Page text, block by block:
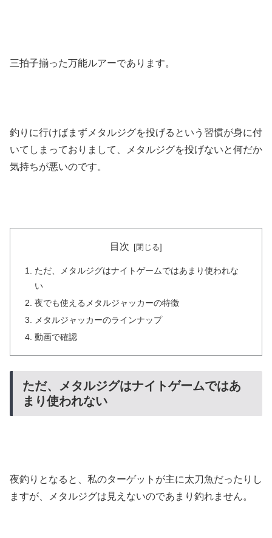
三拍子揃った万能ルアーであります。
釣りに行けばまずメタルジグを投げるという習慣が身に付
いてしまっておりまして、メタルジグを投げないと何だか
気持ちが悪いのです。
目次
ただ、メタルジグはナイトゲームではあまり使われな
い
夜でも使えるメタルジャッカーの特徴
メタルジャッカーのラインナップ
動画で確認
ただ、メタルジグはナイトゲームではあ
まり使われない
夜釣りとなると、私のターゲットが主に太刀魚だったりし
ますが、メタルジグは見えないのであまり釣れません。